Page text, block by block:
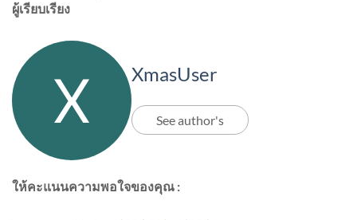
ผู้เรียบเรียง
XmasUser
See author's
ให้คะแนนความพอใจของคุณ :